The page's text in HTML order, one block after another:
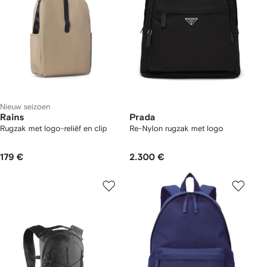
Nieuw seizoen
Rains
Rugzak met logo-reliëf en clip
179 €
Prada
Re-Nylon rugzak met logo
2.300 €